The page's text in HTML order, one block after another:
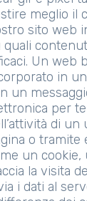
meglio il
sito web
quali
Un web
in
un
per
di un
o tramite
un cookie,
la visita
i dati al